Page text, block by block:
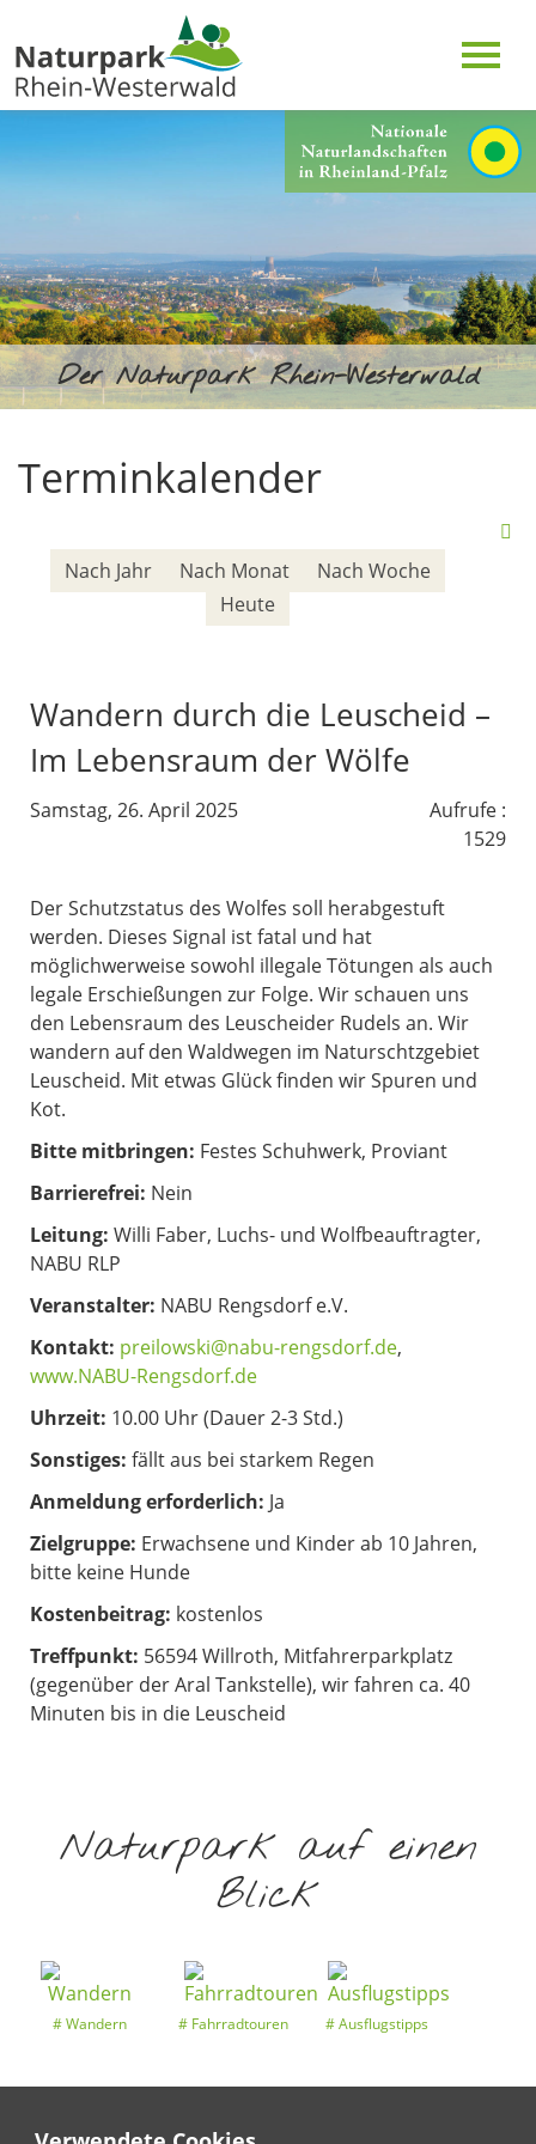
Der Naturpark Rhein-Westerwald
Terminkalender
Nach Jahr Nach Monat
Nach Woche
Heute
Wandern durch die Leuscheid –
Im Lebensraum der Wölfe
Samstag, 26. April 2025 Aufrufe :
1529
Der Schutzstatus des Wolfes soll herabgestuft
werden. Dieses Signal ist fatal und hat
möglichwerweise sowohl illegale Tötungen als auch
legale Erschießungen zur Folge. Wir schauen uns
den Lebensraum des Leuscheider Rudels an. Wir
wandern auf den Waldwegen im Naturschtzgebiet
Leuscheid. Mit etwas Glück finden wir Spuren und
Kot.
Bitte mitbringen: Festes Schuhwerk, Proviant
Barrierefrei: Nein
Leitung: Willi Faber, Luchs- und Wolfbeauftragter,
NABU RLP
Veranstalter: NABU Rengsdorf e.V.
Kontakt: preilowski@nabu-rengsdorf.de,
www.NABU-Rengsdorf.de
Uhrzeit: 10.00 Uhr (Dauer 2-3 Std.)
Sonstiges: fällt aus bei starkem Regen
Anmeldung erforderlich: Ja
Zielgruppe: Erwachsene und Kinder ab 10 Jahren,
bitte keine Hunde
Kostenbeitrag: kostenlos
Treffpunkt: 56594 Willroth, Mitfahrerparkplatz
(gegenüber der Aral Tankstelle), wir fahren ca. 40
Minuten bis in die Leuscheid
Naturpark auf einen
Blick
Wandern Fahrradtouren Ausflugstipps